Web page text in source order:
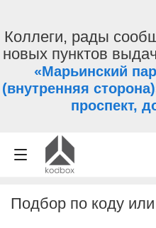
Коллеги, рады
новых пунктов
«Марьинский
(внутренняя
проспект,
Подбор по коду